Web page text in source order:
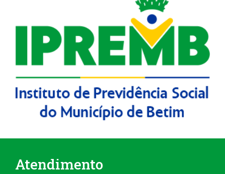
Atendimento